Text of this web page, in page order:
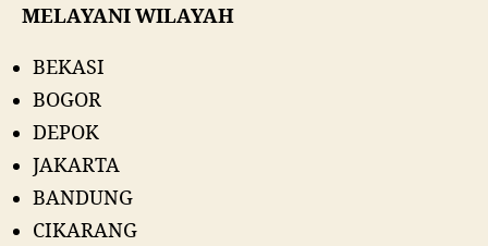
MELAYANI WILAYAH
BEKASI
BOGOR
DEPOK
JAKARTA
BANDUNG
CIKARANG